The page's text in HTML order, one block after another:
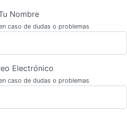
Nombre
caso de dudas o problemas
Electrónico
caso de dudas o problemas